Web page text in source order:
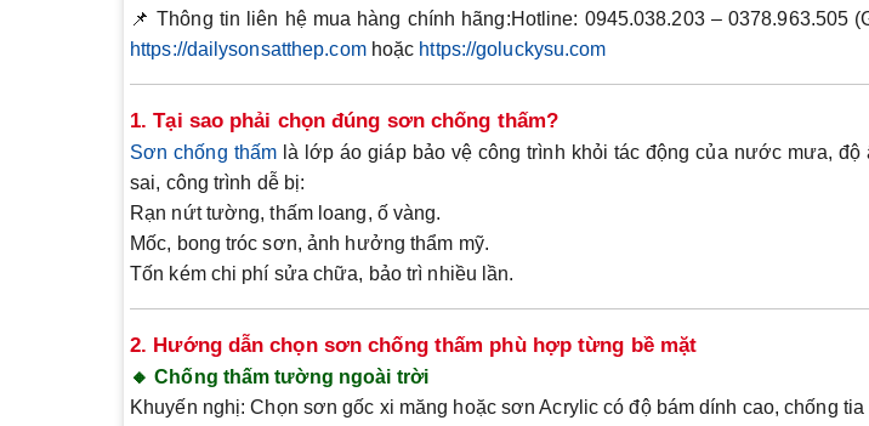
📌Thông tin liên hệ mua hàng chính hãng:Hotline: 0945.038.203 – 0378.963.505
https://dailysonsatthep.comhoặc https://goluckysu.com
1. Tại sao phải chọn đúng sơn chống thấm?
Sơn chống thấm là lớp áo giáp bảo vệ công trình khỏi tác động của nước mưa,
sai, công trình dễ bị:
Rạn nứt tường, thấm loang, ố vàng.
Mốc, bong tróc sơn, ảnh hưởng thẩm mỹ.
Tốn kém chi phí sửa chữa, bảo trì nhiều lần.
2. Hướng dẫn chọn sơn chống thấm phù hợp từng bề mặt
🔸 Chống thấm tường ngoài trời
Khuyến nghị: Chọn sơn gốc xi măng hoặc sơn Acrylic có độ bám dính cao, chống tia